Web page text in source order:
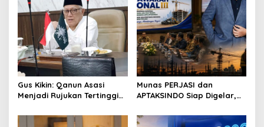
Gus Kikin: Qanun Asasi
Menjadi Rujukan Tertinggi
Munas PERJASI dan
APTAKSINDO Siap Digelar,
Revisi AD/ART